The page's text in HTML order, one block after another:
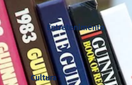
Entretenimento
Cultura